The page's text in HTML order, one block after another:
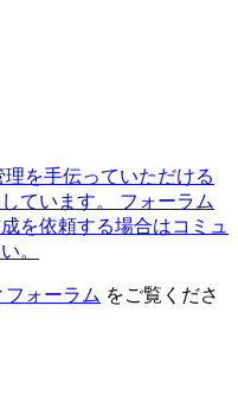
を手伝っていただける
ています。
フォーラム
を依頼する場合はコミュ
。
フォーラム をご覧くださ